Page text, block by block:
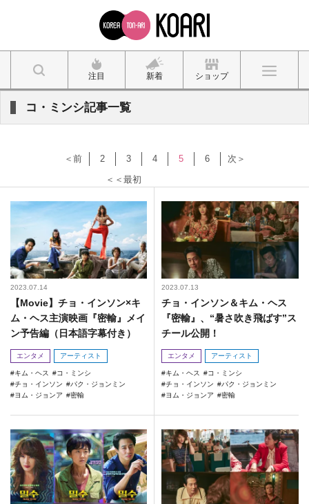
注目 新着 ショップ
コ・ミンシ記事一覧
＜＜最初
＜前 2 3 4 5 6 次＞
2023.07.14
【Movie】チョ・インソン×キ
ム・ヘス主演映画『密輸』メイ
ン予告編（日本語字幕付き）
エンタメ アーティスト
キム・ヘス
コ・ミンシ
チョ・インソン
パク・ジョンミン
ヨム・ジョンア
密輸
2023.07.13
チョ・インソン＆キム・ヘス
『密輸』、“暑さ吹き飛ばす”ス
チール公開！
エンタメ アーティスト
キム・ヘス
コ・ミンシ
チョ・インソン
パク・ジョンミン
ヨム・ジョンア
密輸